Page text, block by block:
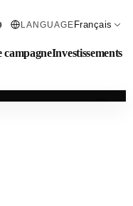
LANGUAGE Français
campagneInvestissements